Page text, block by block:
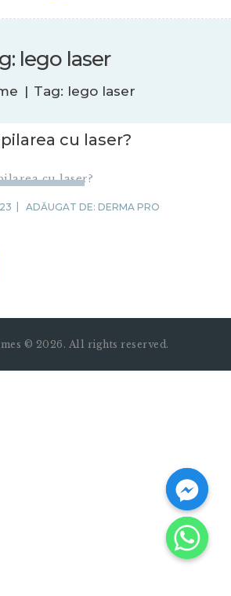
lego laser
Tag: lego laser
cu laser?
ADĂUGAT DE: DERMA PRO
© 2026. All rights reserved.